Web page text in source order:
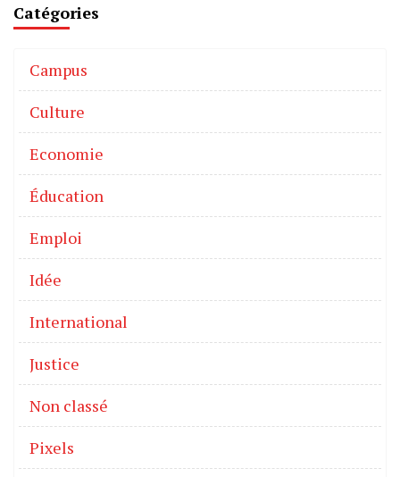
Catégories
Campus
Culture
Economie
Éducation
Emploi
Idée
International
Justice
Non classé
Pixels